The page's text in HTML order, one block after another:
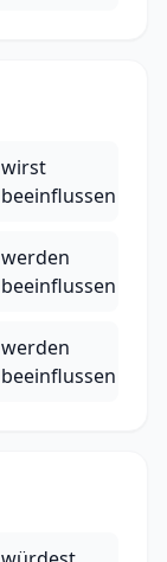
wirst
beeinflussen
werden
beeinflussen
werden
beeinflussen